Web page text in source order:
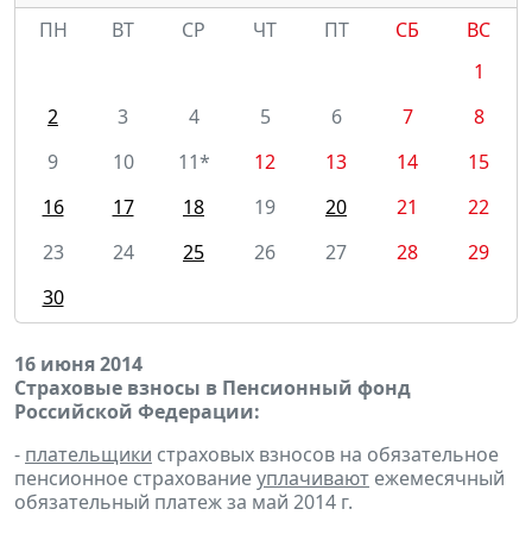
ПН
ВТ СР ЧТ ПТ СБ
ВС
1
2
3 4 5 6 7
8
9
10 11* 12 13 14
15
16
17 18 19 20 21
22
23
24 25 26 27 28
29
30
16 июня 2014
Страховые взносы в Пенсионный фонд
Российской Федерации:
- плательщики страховых взносов на обязательное
пенсионное страхованиеуплачивают ежемесячный
обязательный платеж за май 2014 г.